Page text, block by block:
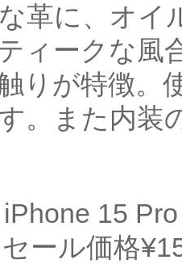
革に、オイ
ィークな風
りが特徴。
。また内装
15
セール価格